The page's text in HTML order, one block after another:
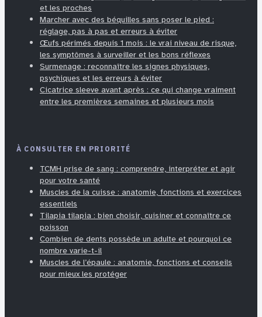
et les proches
Marcher avec des béquilles sans poser le pied :
réglage, pas à pas et erreurs à éviter
Œufs périmés depuis 1 mois : le vrai niveau de risque,
les symptômes à surveiller et les bons réflexes
Surmenage : reconnaître les signes physiques,
psychiques et les erreurs à éviter
Cicatrice sleeve avant après : ce qui change vraiment
entre les premières semaines et plusieurs mois
À CONSULTER EN PRIORITÉ
TCMH prise de sang : comprendre, interpréter et agir
pour votre santé
Muscles de la cuisse : anatomie, fonctions et exercices
essentiels
Tilapia tilapia : bien choisir, cuisiner et connaître ce
poisson
Combien de dents possède un adulte et pourquoi ce
nombre varie-t-il
Muscles de l’épaule : anatomie, fonctions et conseils
pour mieux les protéger